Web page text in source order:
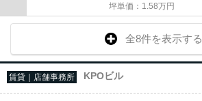
坪単価： 1.58万円
全8件を表示する
賃貸｜店舗事務所 KPOビル